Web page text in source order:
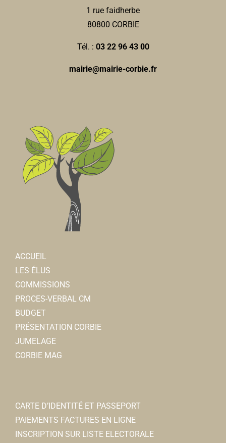
1 rue faidherbe
80800 CORBIE
Tél. : 03 22 96 43 00
mairie@mairie-corbie.fr
ACCUEIL
LES ÉLUS
COMMISSIONS
PROCES-VERBAL CM
BUDGET
PRÉSENTATION CORBIE
JUMELAGE
CORBIE MAG
CARTE D’IDENTITÉ ET PASSEPORT
PAIEMENTS FACTURES EN LIGNE
INSCRIPTION SUR LISTE ELECTORALE